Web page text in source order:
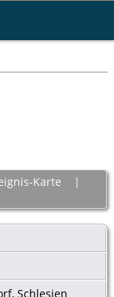
Karte |
Schlesien